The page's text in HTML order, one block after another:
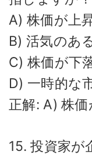
A) 株価が上
B) 活気のあ
C) 株価が下
D) 一時的な
正解: A) 株
15. 投資家が